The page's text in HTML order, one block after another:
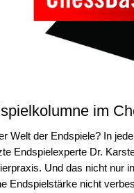
im
Welt der Endspiele? In
Endspielexperte Dr.
Und das nicht nur
Endspielstärke nicht